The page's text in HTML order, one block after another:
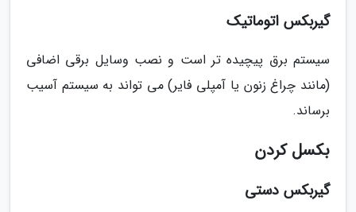
گیربکس اتوماتیک
سیستم برق پیچیده تر است و نصب وسایل برقی اضافی
(مانند چراغ زنون یا آمپلی فایر) می تواند به سیستم آسیب
برساند.
بکسل کردن
گیربکس دستی